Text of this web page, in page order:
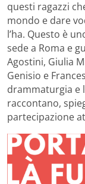
questi ragazzi
mondo e dare
l’ha. Questo è
sede a Roma e
Agostini, Giulia
Genisio e
drammaturgia e
raccontano,
partecipazione